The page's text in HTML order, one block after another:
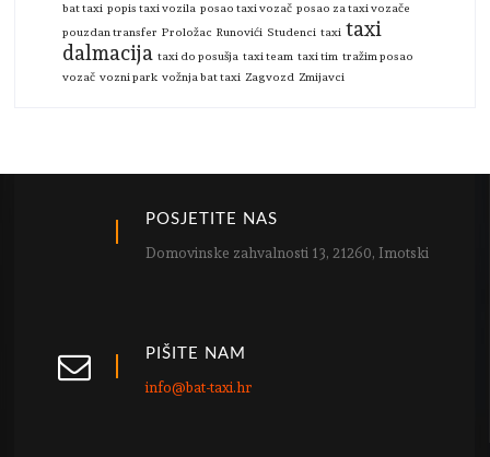
bat taxi popis taxi vozila posao taxi vozač posao za taxi vozače
pouzdan transfer Proložac Runovići Studenci taxi taxi
dalmacija taxi do posušja taxi team taxi tim tražim posao
vozač vozni park vožnja bat taxi Zagvozd Zmijavci
POSJETITE NAS
Domovinske zahvalnosti 13, 21260, Imotski
PIŠITE NAM
info@bat-taxi.hr